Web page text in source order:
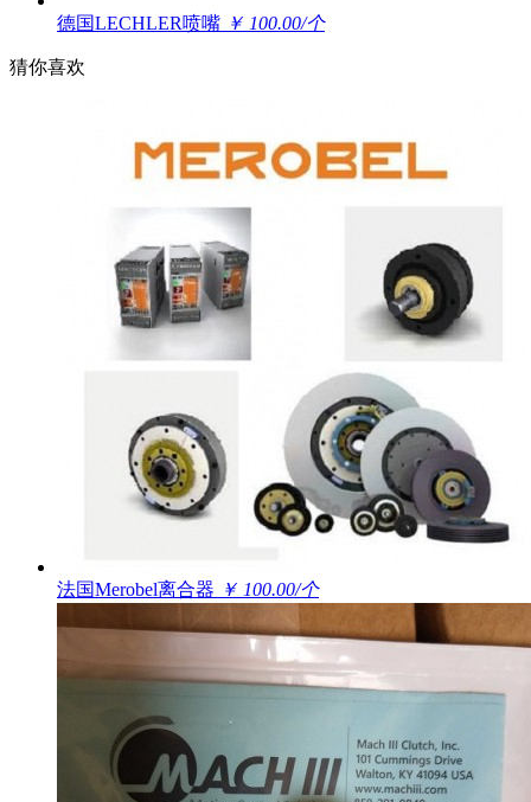
德国LECHLER喷嘴 ￥ 100.00/个
猜你喜欢
法国Merobel离合器 ￥ 100.00/个